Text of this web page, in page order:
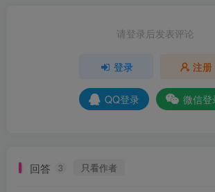
请登录后发表评论
登录 注册
QQ登录 微信登
回答 3 只看作者